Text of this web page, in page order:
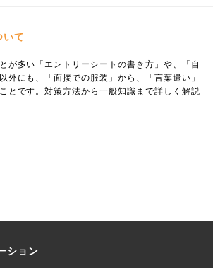
いて
が多い「エントリーシートの書き方」や、「自
外にも、「面接での服装」から、「言葉遣い」
とです。対策方法から一般知識まで詳しく解説
ション